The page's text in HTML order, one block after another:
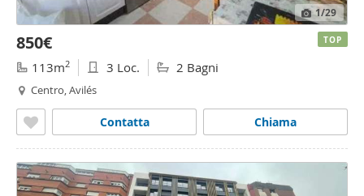
1/29
850€
113m2 3 Loc. 2 Bagni
Centro, Avilés
Chiama
Contatta
TOP